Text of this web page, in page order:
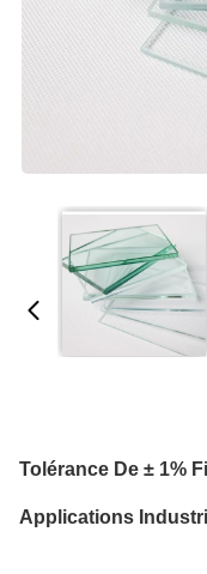
Tolérance De ± 1%
Applications